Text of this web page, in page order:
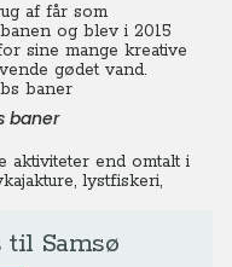
af får som
og blev i 2015
sine mange kreative
gødet vand.
baner
aktiviteter end omtalt i
lystfiskeri,
til Samsø